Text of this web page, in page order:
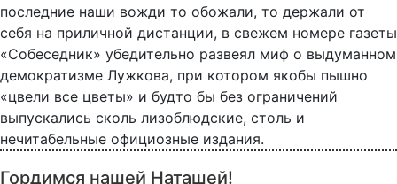
последние наши вожди то обожали, то держали от
себя на приличной дистанции, в свежем номере газеты
«Собеседник» убедительно развеял миф о выдуманном
демократизме Лужкова, при котором якобы пышно
«цвели все цветы» и будто бы без ограничений
выпускались сколь лизоблюдские, столь и
нечитабельные официозные издания.
Гордимся нашей Наташей!